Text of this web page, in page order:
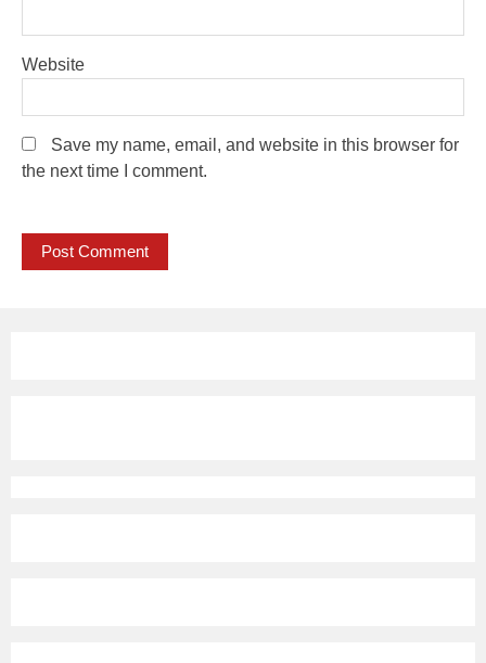
Website
Save my name, email, and website in this browser for
the next time I comment.